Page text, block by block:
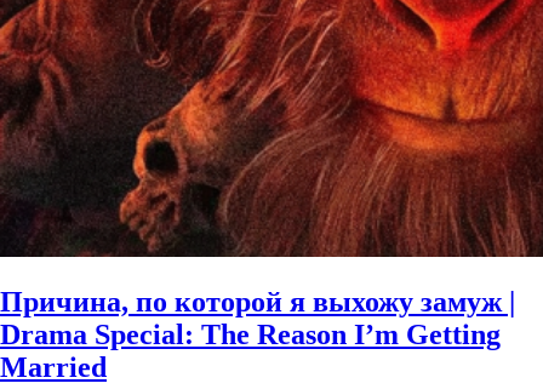
Причина, по которой я выхожу замуж |
Drama Special: The Reason I’m Getting
Married